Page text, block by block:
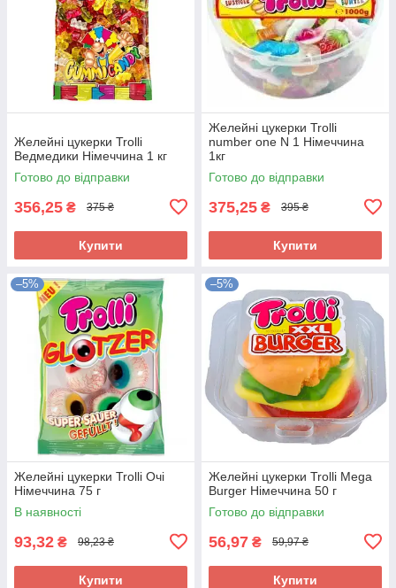
Желейні цукерки Trolli
Ведмедики Німеччина 1 кг
Готово до відправки
356,25 ₴ 375 ₴
Купити
Желейні цукерки Trolli
number one N 1 Німеччина
1кг
Готово до відправки
375,25 ₴ 395 ₴
Купити
–5%
Желейні цукерки Trolli Очі
Німеччина 75 г
В наявності
93,32 ₴ 98,23 ₴
Купити
–5%
Желейні цукерки Trolli Mega
Burger Німеччина 50 г
Готово до відправки
56,97 ₴ 59,97 ₴
Купити